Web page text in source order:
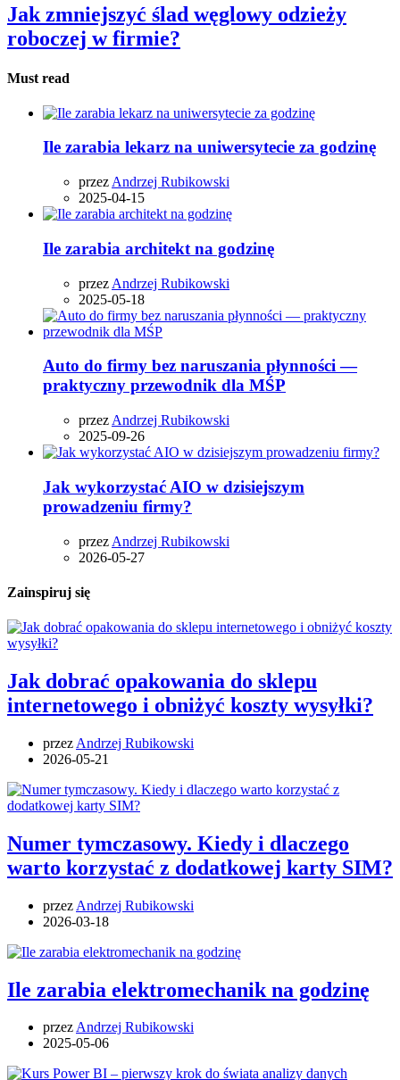
Jak zmniejszyć ślad węglowy odzieży
roboczej w firmie?
Must read
Ile zarabia lekarz na uniwersytecie za godzinę
przez Andrzej Rubikowski
2025-04-15
Ile zarabia architekt na godzinę
przez Andrzej Rubikowski
2025-05-18
Auto do firmy bez naruszania płynności —
praktyczny przewodnik dla MŚP
przez Andrzej Rubikowski
2025-09-26
Jak wykorzystać AIO w dzisiejszym
prowadzeniu firmy?
przez Andrzej Rubikowski
2026-05-27
Zainspiruj się
Jak dobrać opakowania do sklepu
internetowego i obniżyć koszty wysyłki?
przez Andrzej Rubikowski
2026-05-21
Numer tymczasowy. Kiedy i dlaczego
warto korzystać z dodatkowej karty SIM?
przez Andrzej Rubikowski
2026-03-18
Ile zarabia elektromechanik na godzinę
przezAndrzej Rubikowski
2025-05-06